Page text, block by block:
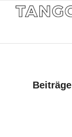
Beiträge